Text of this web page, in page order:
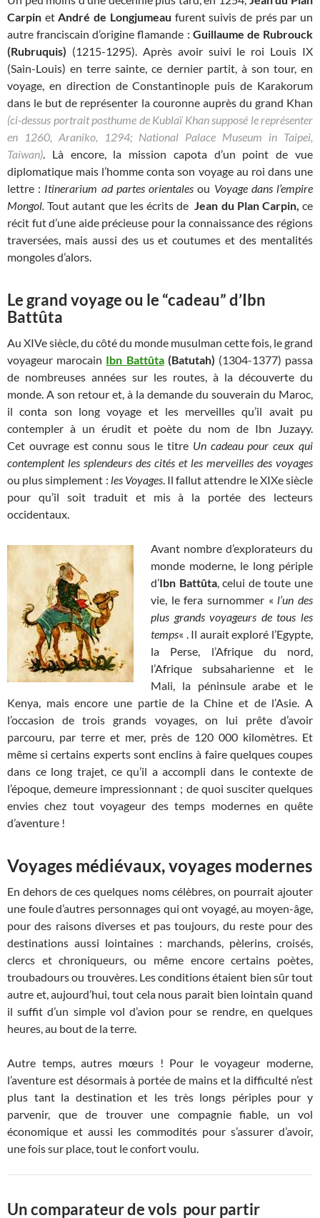
Carpin etAndré de Longjumeau furent suivis de prés par un
autre franciscain d’origine flamande : Guillaume de Rubrouck
(Rubruquis) (1215-1295). Après avoir suivi le roi Louis IX
(Sain-Louis) en terre sainte, ce dernier partit, à son tour, en
voyage, en direction de Constantinople puis de Karakorum
dans le but de représenter la couronne auprès du grand Khan
(ci-dessus portrait posthume de Kublaï Khan supposé le représenter
en 1260, Araniko, 1294; National Palace Museum in Taipei,
Taiwan). Là encore, la mission capota d’un point de vue
diplomatique mais l’homme conta son voyage au roi dans une
lettre : Itinerarium ad partes orientalesou Voyage dans l’empire
Mongol.Tout autant que les écrits deJean du Plan Carpin,ce
récit fut d’une aide précieuse pour la connaissance des régions
traversées, mais aussi des us et coutumes et des mentalités
mongoles d’alors.
Le grand voyage ou le “cadeau” d’Ibn
Battûta
Au XIVe siècle, du côté du monde musulman cette fois, le grand
voyageur marocain Ibn Battûta(Batutah) (1304-1377) passa
de nombreuses années sur les routes, à la découverte du
monde. A son retour et, à la demande du souverain du Maroc,
il conta son long voyage et les merveilles qu’il avait pu
contempler à un érudit et poète du nom de Ibn Juzayy.
Cet ouvrage est connu sous le titre Un cadeau pour ceux qui
contemplent les splendeurs des cités et les merveilles des voyages
ou plus simplement : les Voyages. Il fallut attendre le XIXe siècle
pour qu’il soit traduit et mis à la portée des lecteurs
occidentaux.
Avant nombre d’explorateurs du
monde moderne, le long périple
d’Ibn Battûta, celui de toute une
vie, le fera surnommer « l’un des
plus grands voyageurs de tous les
temps« . Il aurait exploré l’Egypte,
la Perse, l’Afrique du nord,
l’Afrique subsaharienne et le
Mali, la péninsule arabe et le
Kenya, mais encore une partie de la Chine et de l’Asie. A
l’occasion de trois grands voyages, on lui prête d’avoir
parcouru, par terre et mer, près de 120 000 kilomètres. Et
même si certains experts sont enclins à faire quelques coupes
dans ce long trajet, ce qu’il a accompli dans le contexte de
l’époque, demeure impressionnant ; de quoi susciter quelques
envies chez tout voyageur des temps modernes en quête
d’aventure !
Voyages médiévaux, voyages modernes
En dehors de ces quelques noms célèbres, on pourrait ajouter
une foule d’autres personnages qui ont voyagé, au moyen-âge,
pour des raisons diverses et pas toujours, du reste pour des
destinations aussi lointaines : marchands, pèlerins, croisés,
clercs et chroniqueurs, ou même encore certains poètes,
troubadours ou trouvères. Les conditions étaient bien sûr tout
autre et, aujourd’hui, tout cela nous parait bien lointain quand
il suffit d’un simple vol d’avion pour se rendre, en quelques
heures, au bout de la terre.
Autre temps, autres mœurs ! Pour le voyageur moderne,
l’aventure est désormais à portée de mains et la difficulté n’est
plus tant la destination et les très longs périples pour y
parvenir, que de trouver une compagnie fiable, un vol
économique et aussi les commodités pour s’assurer d’avoir,
une fois sur place, tout le confort voulu.
Un comparateur de vols pour partir